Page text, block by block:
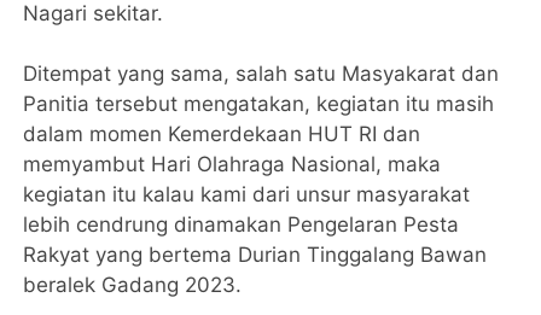
Nagari sekitar.
Ditempat yang sama, salah satu Masyakarat dan
Panitia tersebut mengatakan, kegiatan itu masih
dalam momen Kemerdekaan HUT RI dan
memyambut Hari Olahraga Nasional, maka
kegiatan itu kalau kami dari unsur masyarakat
lebih cendrung dinamakan Pengelaran Pesta
Rakyat yang bertema Durian Tinggalang Bawan
beralek Gadang 2023.